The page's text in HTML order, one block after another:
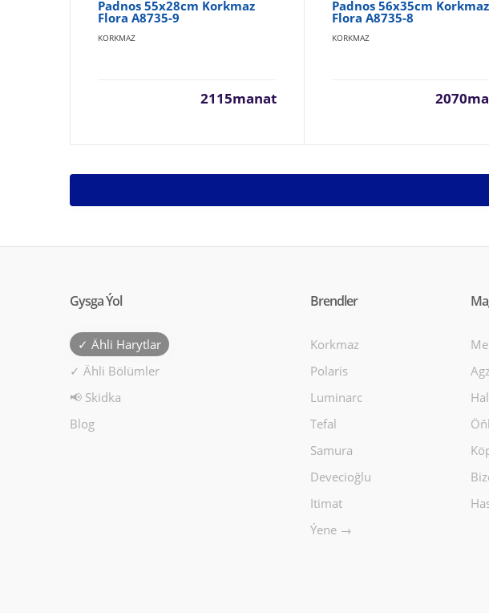
Padnos 55x28cm Korkmaz
Flora A8735-9
KORKMAZ
2115manat
Padnos 56x35cm Korkmaz
Flora A8735-8
KORKMAZ
Gysga Ýol
✓ Ähli Harytlar
✓ Ähli Bölümler
📢 Skidka
Blog
Brendler
Korkmaz
Polaris
Luminarc
Tefal
Samura
Devecioğlu
Itimat
Ýene →